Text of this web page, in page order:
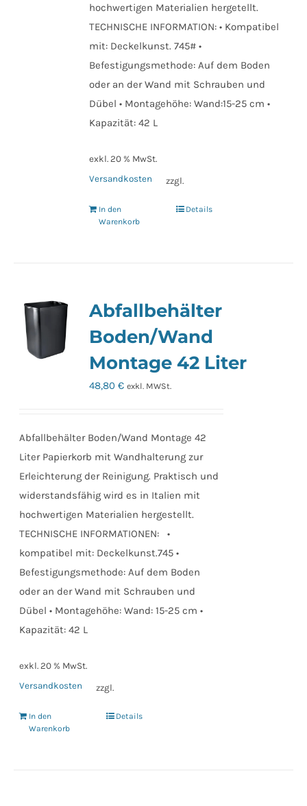
hochwertigen Materialien hergetellt.
TECHNISCHE INFORMATION: • Kompatibel
mit: Deckelkunst. 745# •
Befestigungsmethode: Auf dem Boden
oder an der Wand mit Schrauben und
Dübel • Montagehöhe: Wand:15-25 cm •
Kapazität: 42 L
exkl. 20 % MwSt.
zzgl.
Versandkosten
In den
Warenkorb
Details
Abfallbehälter
Boden/Wand
Montage 42 Liter
48,80€ exkl. MWSt.
Abfallbehälter Boden/Wand Montage 42
Liter Papierkorb mit Wandhalterung zur
Erleichterung der Reinigung. Praktisch und
widerstandsfähig wird es in Italien mit
hochwertigen Materialien hergestellt.
TECHNISCHE INFORMATIONEN: •
kompatibel mit: Deckelkunst.745 •
Befestigungsmethode: Auf dem Boden
oder an der Wand mit Schrauben und
Dübel • Montagehöhe: Wand: 15-25 cm •
Kapazität: 42 L
exkl. 20 % MwSt.
zzgl.
Versandkosten
In den
Warenkorb
Details